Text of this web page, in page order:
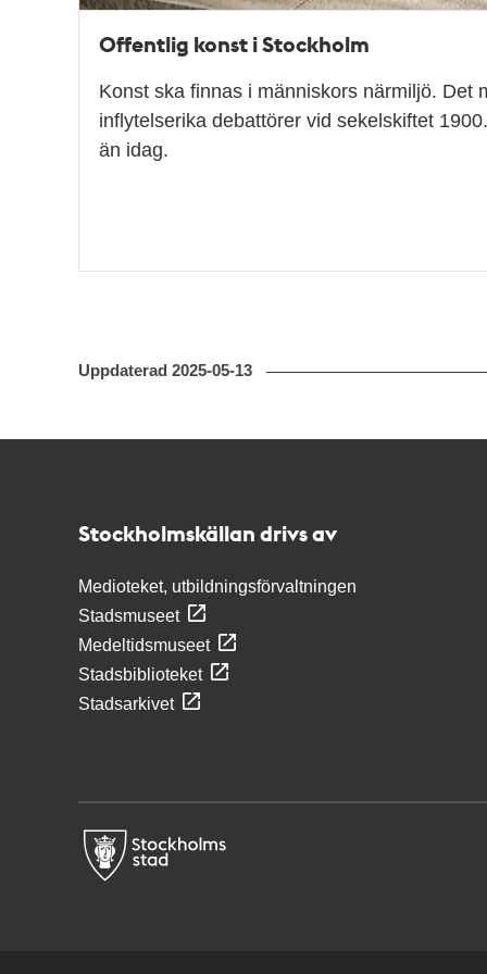
Offentlig konst i Stockholm
Konst ska finnas i människors närmiljö. Det
inflytelserika debattörer vid sekelskiftet
än idag.
Uppdaterad 2025-05-13
Stockholmskällan drivs av
Medioteket, utbildningsförvaltningen
Stadsmuseet
Medeltidsmuseet
Stadsbiblioteket
Stadsarkivet